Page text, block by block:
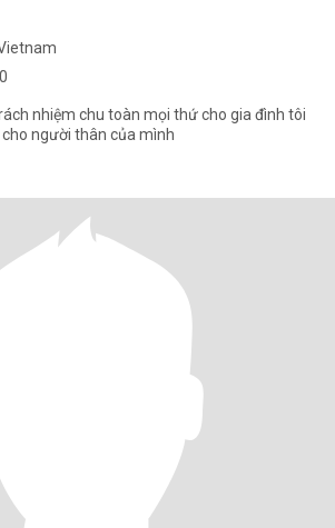
nhiệm chu toàn mọi thứ cho gia đình tôi
người thân của mình